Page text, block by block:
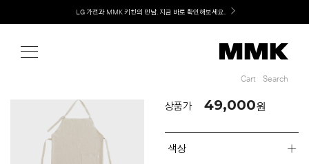
Welcome! 신규 회원가입 시 MMK Shop Coupon (총 60만원) 지급
LG 가전과 MMK 키친의 만남. 지금 바로 확인해보세요.
Cart Search
상품가 49,000원
색상